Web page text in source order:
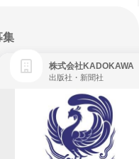
集
株式会社KADOKAWA
出版社・新聞社